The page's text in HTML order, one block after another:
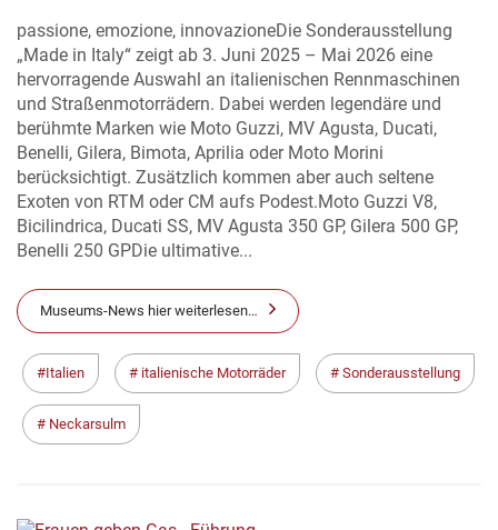
passione, emozione, innovazioneDie Sonderausstellung
„Made in Italy“ zeigt ab 3. Juni 2025 – Mai 2026 eine
hervorragende Auswahl an italienischen Rennmaschinen
und Straßenmotorrädern. Dabei werden legendäre und
berühmte Marken wie Moto Guzzi, MV Agusta, Ducati,
Benelli, Gilera, Bimota, Aprilia oder Moto Morini
berücksichtigt. Zusätzlich kommen aber auch seltene
Exoten von RTM oder CM aufs Podest.Moto Guzzi V8,
Bicilindrica, Ducati SS, MV Agusta 350 GP, Gilera 500 GP,
Benelli 250 GPDie ultimative...
Museums-News hier weiterlesen…
Italien italienische Motorräder Sonderausstellung
Neckarsulm